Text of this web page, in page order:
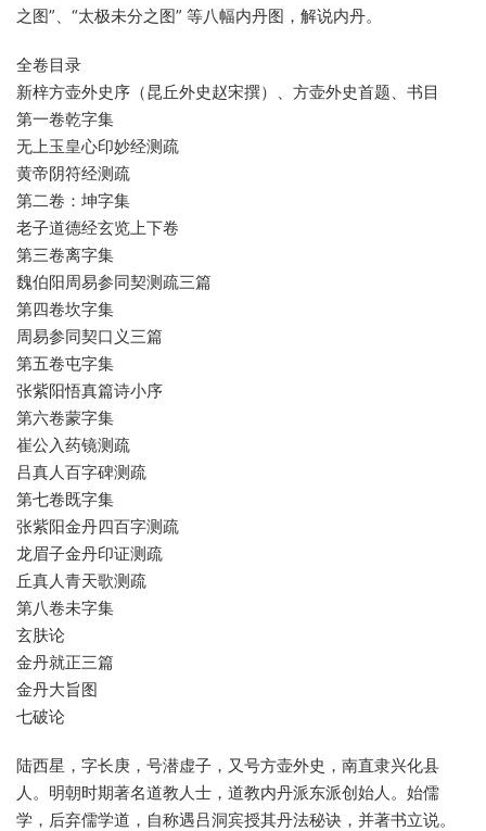
之图”、“太极未分之图” 等八幅内丹图，解说内丹。
全卷目录
新梓方壶外史序（昆丘外史赵宋撰）、方壶外史首题、书目
第一卷乾字集
无上玉皇心印妙经测疏
黄帝阴符经测疏
第二卷：坤字集
老子道德经玄览上下卷
第三卷离字集
魏伯阳周易参同契测疏三篇
第四卷坎字集
周易参同契口义三篇
第五卷屯字集
张紫阳悟真篇诗小序
第六卷蒙字集
崔公入药镜测疏
吕真人百字碑测疏
第七卷既字集
张紫阳金丹四百字测疏
龙眉子金丹印证测疏
丘真人青天歌测疏
第八卷未字集
玄肤论
金丹就正三篇
金丹大旨图
七破论
陆西星，字长庚，号潜虚子，又号方壶外史，南直隶兴化县
人。明朝时期著名道教人士，道教内丹派东派创始人。始儒
学，后弃儒学道，自称遇吕洞宾授其丹法秘诀，并著书立说。